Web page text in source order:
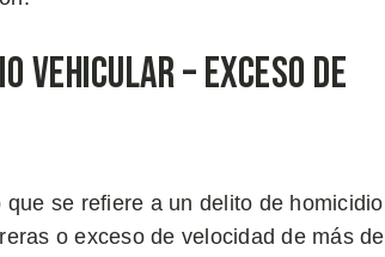
vehicular – Exceso de
se refiere a un delito de homicidio
o exceso de velocidad de más de